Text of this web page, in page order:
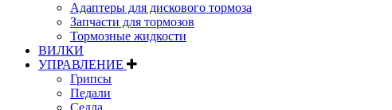
Адаптеры для дискового тормоза
Запчасти для тормозов
Тормозные жидкости
ВИЛКИ
УПРАВЛЕНИЕ
Грипсы
Педали
Седла